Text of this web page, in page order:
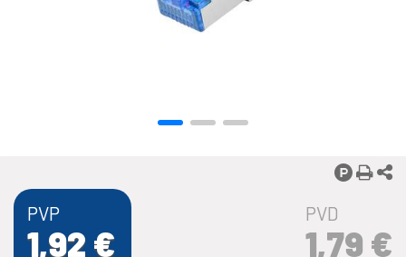
PVP
1,92 €
PVD
1,79 €